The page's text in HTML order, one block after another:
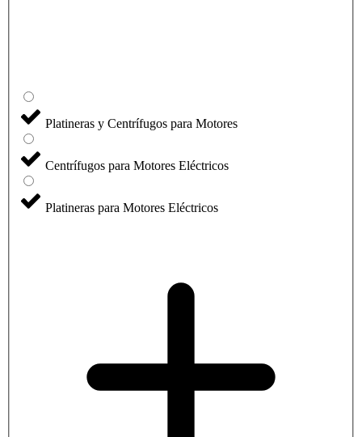
Platineras y Centrífugos para Motores
Centrífugos para Motores Eléctricos
Platineras para Motores Eléctricos